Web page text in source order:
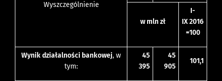
Wyszczególnienie
w mln zł
I-
IX 2016
=100
Wynik działalności bankowej, w
tym:
45
395
45
905
101,1